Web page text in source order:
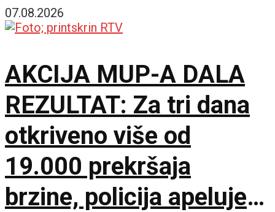
07.08.2026
AKCIJA MUP-A DALA
REZULTAT: Za tri dana
otkriveno više od
19.000 prekršaja
brzine, policija apeluje